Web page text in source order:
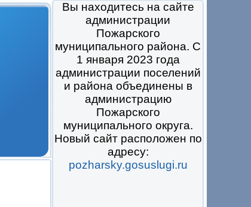
Вы находитесь на сайте
администрации
Пожарского
муниципального района. С
1 января 2023 года
администрации поселений
и района объединены в
администрацию
Пожарского
муниципального округа.
Новый сайт расположен по
адресу:
pozharsky.gosuslugi.ru